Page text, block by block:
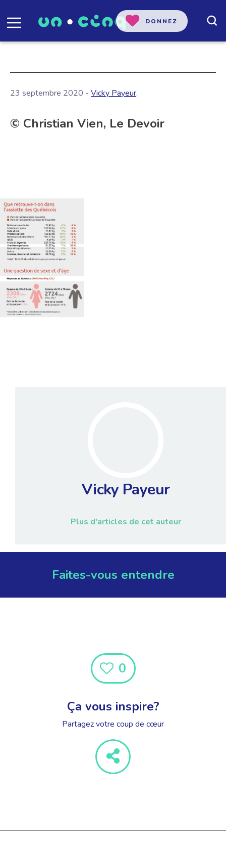
DONNEZ
23 septembre 2020 - Vicky Payeur,
© Christian Vien, Le Devoir
Vicky Payeur
Plus d'articles de cet auteur
Faites-vous entendre
0
Ça vous inspire?
Partagez votre coup de cœur